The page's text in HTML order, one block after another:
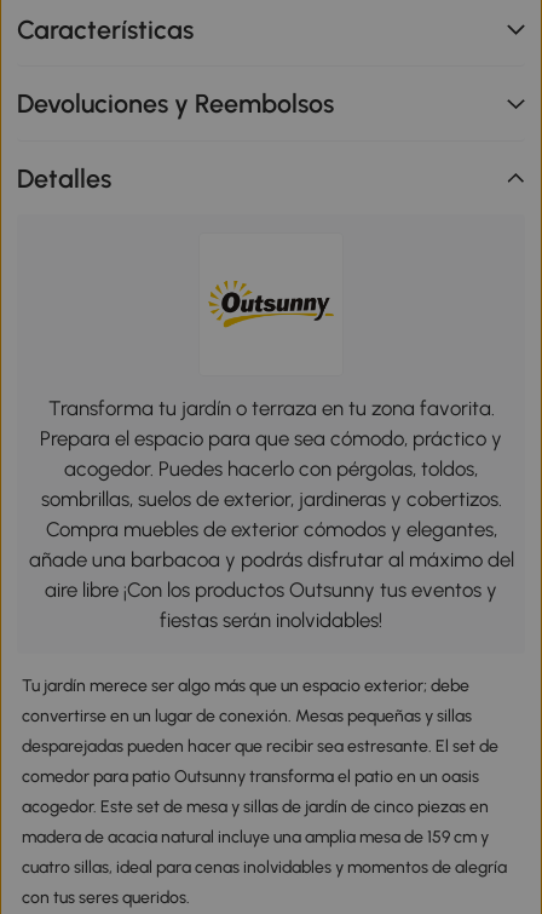
Características
Devoluciones y Reembolsos
Detalles
Transforma tu jardín o terraza en tu zona favorita.
Prepara el espacio para que sea cómodo, práctico y
acogedor. Puedes hacerlo con pérgolas, toldos,
sombrillas, suelos de exterior, jardineras y cobertizos.
Compra muebles de exterior cómodos y elegantes,
añade una barbacoa y podrás disfrutar al máximo del
aire libre ¡Con los productos Outsunny tus eventos y
fiestas serán inolvidables!
Tu jardín merece ser algo más que un espacio exterior; debe
convertirse en un lugar de conexión. Mesas pequeñas y sillas
desparejadas pueden hacer que recibir sea estresante. El set de
comedor para patio Outsunny transforma el patio en un oasis
acogedor. Este set de mesa y sillas de jardín de cinco piezas en
madera de acacia natural incluye una amplia mesa de 159 cm y
cuatro sillas, ideal para cenas inolvidables y momentos de alegría
con tus seres queridos.